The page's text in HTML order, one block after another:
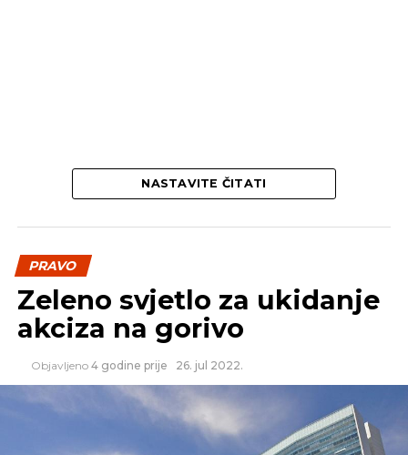
NASTAVITE ČITATI
PRAVO
Zeleno svjetlo za ukidanje
akciza na gorivo
Objavljeno 4 godine prije 26. jul 2022.